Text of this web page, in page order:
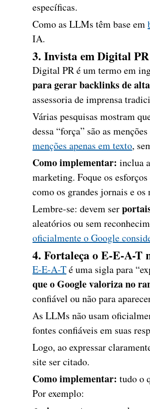
específicas.
Como as LLMs têm base em
IA.
3. Invista em Digital PR
Digital PR é um termo em
para gerar backlinks de
assessoria de imprensa
Várias pesquisas mostram
dessa “força” são as
menções apenas em texto,
Como implementar:inclua
marketing. Foque os
como os grandes jornais e
Lembre-se: devem ser
aleatórios ou sem
oficialmente o Google
4. Fortaleça o E-E-A-T
E-E-A-Té uma sigla para
que o Google valoriza no
confiável ou não para
As LLMs não usam
fontes confiáveis em suas
Logo, ao expressar
site ser citado.
Como implementar:tudo o
Por exemplo: